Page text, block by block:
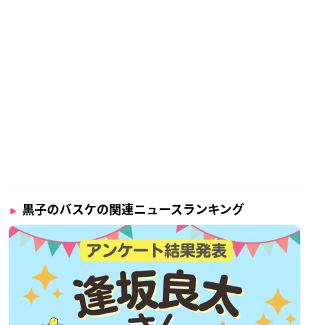
黒子のバスケの関連ニュースランキング